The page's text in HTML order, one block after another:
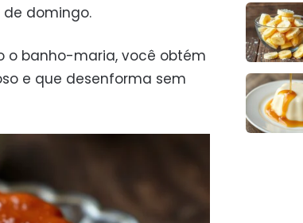
domingo.
o banho-maria, você obtém
e que desenforma sem